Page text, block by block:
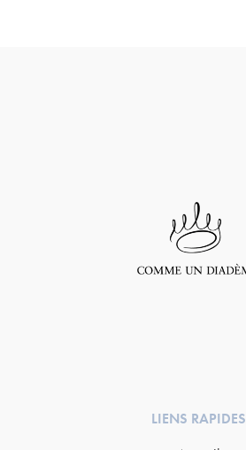
LIENS RAPIDES